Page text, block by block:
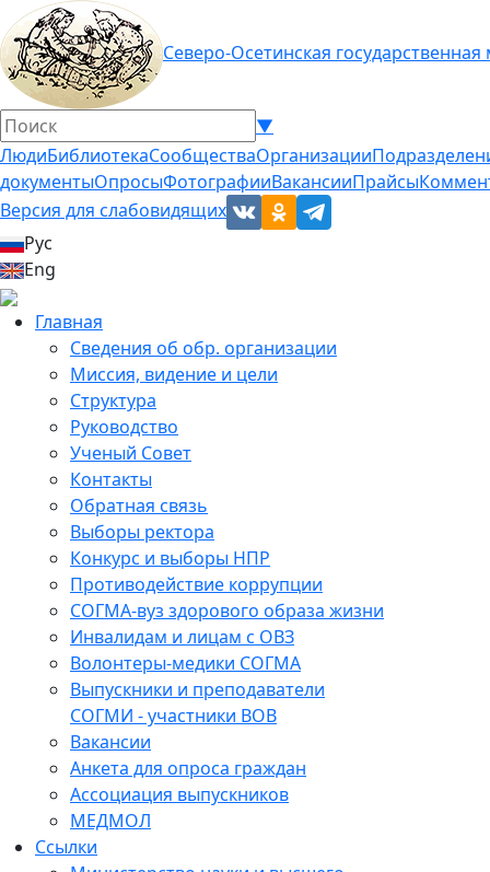
Северо-Осетинская
▼
ЛюдиБиблиотекаСообществаОрганизации
документыОпросыФотографииВакансииПрайсы
Версия для слабовидящих
Рус
Eng
Главная
Сведения об обр. организации
Миссия, видение и цели
Структура
Руководство
Ученый Совет
Контакты
Обратная связь
Выборы ректора
Конкурс и выборы НПР
Противодействие коррупции
СОГМА-вуз здорового образа жизни
Инвалидам и лицам с ОВЗ
Волонтеры-медики СОГМА
Выпускники и преподаватели
СОГМИ - участники ВОВ
Вакансии
Анкета для опроса граждан
Ассоциация выпускников
МЕДМОЛ
Ссылки